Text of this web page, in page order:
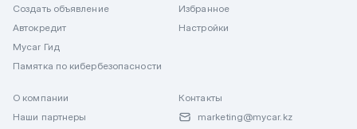
Создать объявление
Автокредит
Mycar Гид
Памятка по кибербезопасности
Избранное
Настройки
О компании
Наши партнеры
Контакты
marketing@mycar.kz